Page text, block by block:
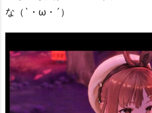
な（`・ω・´）